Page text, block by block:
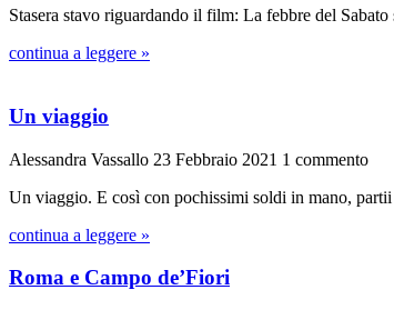
Stasera stavo riguardando il film: La febbre del
continua a leggere »
Un viaggio
Alessandra Vassallo 23 Febbraio 2021 1 commento
Un viaggio. E così con pochissimi soldi in mano,
continua a leggere »
Roma e Campo de’Fiori